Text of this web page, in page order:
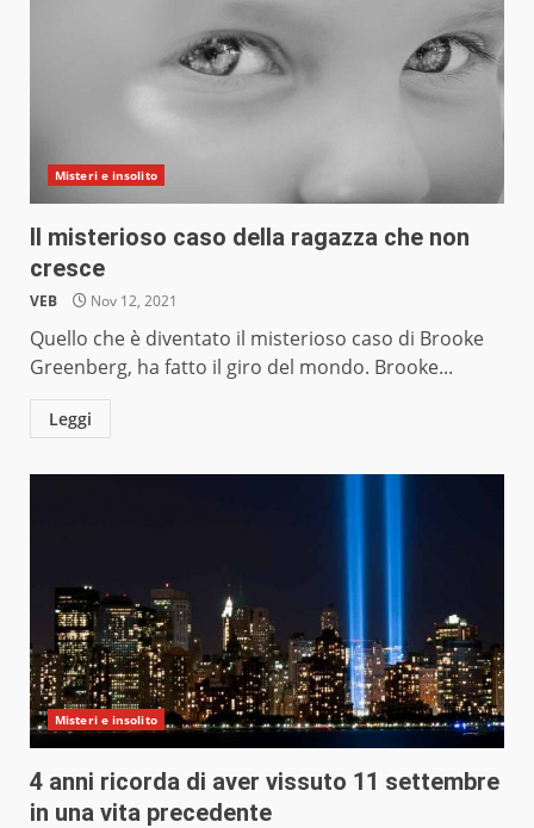
Misteri e insolito
Il misterioso caso della ragazza che non
cresce
VEB Nov 12, 2021
Quello che è diventato il misterioso caso di Brooke
Greenberg, ha fatto il giro del mondo. Brooke...
Leggi
Misteri e insolito
4 anni ricorda di aver vissuto 11 settembre
in una vita precedente